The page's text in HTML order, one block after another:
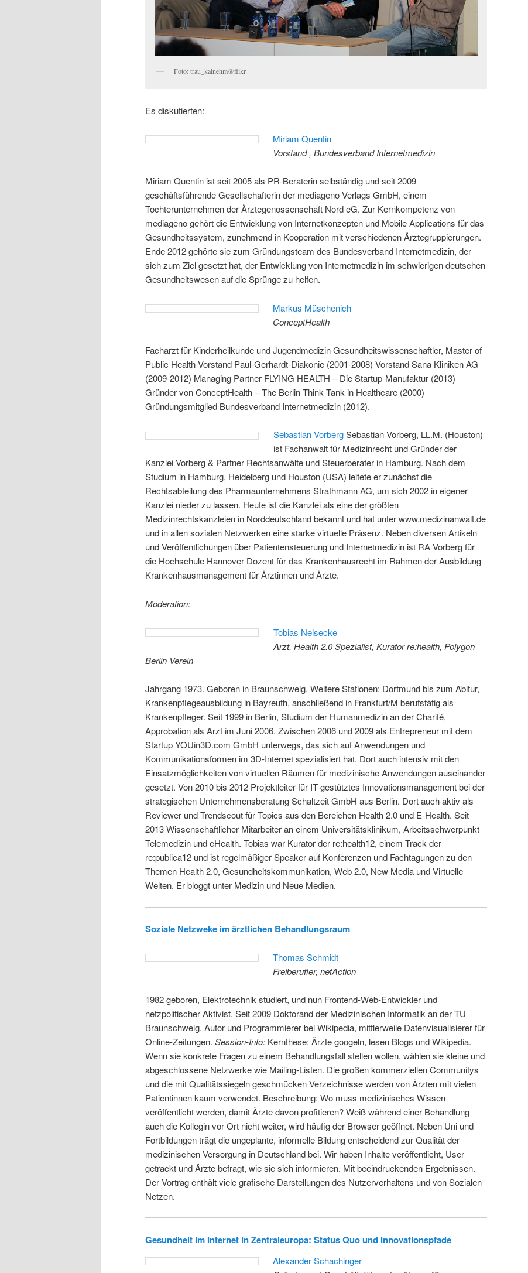
Foto: trau_kainehm@flikr
Es diskutierten:
Miriam Quentin
Vorstand , Bundesverband Internetmedizin
Miriam Quentin ist seit 2005 als PR-Beraterin selbständig und seit 2009
geschäftsführende Gesellschafterin der mediageno Verlags GmbH, einem
Tochterunternehmen der Ärztegenossenschaft Nord eG. Zur Kernkompetenz von
mediageno gehört die Entwicklung von Internetkonzepten und Mobile Applications für das
Gesundheitssystem, zunehmend in Kooperation mit verschiedenen Ärztegruppierungen.
Ende 2012 gehörte sie zum Gründungsteam des Bundesverband Internetmedizin, der
sich zum Ziel gesetzt hat, der Entwicklung von Internetmedizin im schwierigen deutschen
Gesundheitswesen auf die Sprünge zu helfen.
Markus Müschenich
ConceptHealth
Facharzt für Kinderheilkunde und Jugendmedizin Gesundheitswissenschaftler, Master of
Public Health Vorstand Paul-Gerhardt-Diakonie (2001-2008) Vorstand Sana Kliniken AG
(2009-2012) Managing Partner FLYING HEALTH – Die Startup-Manufaktur (2013)
Gründer von ConceptHealth – The Berlin Think Tank in Healthcare (2000)
Gründungsmitglied Bundesverband Internetmedizin (2012).
Sebastian VorbergSebastian Vorberg, LL.M. (Houston)
ist Fachanwalt für Medizinrecht und Gründer der
Kanzlei Vorberg & Partner Rechtsanwälte und Steuerberater in Hamburg. Nach dem
Studium in Hamburg, Heidelberg und Houston (USA) leitete er zunächst die
Rechtsabteilung des Pharmaunternehmens Strathmann AG, um sich 2002 in eigener
Kanzlei nieder zu lassen. Heute ist die Kanzlei als eine der größten
Medizinrechtskanzleien in Norddeutschland bekannt und hat unter www.medizinanwalt.de
und in allen sozialen Netzwerken eine starke virtuelle Präsenz. Neben diversen Artikeln
und Veröffentlichungen über Patientensteuerung und Internetmedizin ist RA Vorberg für
die Hochschule Hannover Dozent für das Krankenhausrecht im Rahmen der Ausbildung
Krankenhausmanagement für Ärztinnen und Ärzte.
Moderation:
Tobias Neisecke
Arzt, Health 2.0 Spezialist, Kurator re:health, Polygon
Berlin Verein
Jahrgang 1973. Geboren in Braunschweig. Weitere Stationen: Dortmund bis zum Abitur,
Krankenpflegeausbildung in Bayreuth, anschließend in Frankfurt/M berufstätig als
Krankenpfleger. Seit 1999 in Berlin, Studium der Humanmedizin an der Charité,
Approbation als Arzt im Juni 2006. Zwischen 2006 und 2009 als Entrepreneur mit dem
Startup YOUin3D.com GmbH unterwegs, das sich auf Anwendungen und
Kommunikationsformen im 3D-Internet spezialisiert hat. Dort auch intensiv mit den
Einsatzmöglichkeiten von virtuellen Räumen für medizinische Anwendungen auseinander
gesetzt. Von 2010 bis 2012 Projektleiter für IT-gestütztes Innovationsmanagement bei der
strategischen Unternehmensberatung Schaltzeit GmbH aus Berlin. Dort auch aktiv als
Reviewer und Trendscout für Topics aus den Bereichen Health 2.0 und E-Health. Seit
2013 Wissenschaftlicher Mitarbeiter an einem Universitätsklinikum, Arbeitsschwerpunkt
Telemedizin und eHealth. Tobias war Kurator der re:health12, einem Track der
re:publica12 und ist regelmäßiger Speaker auf Konferenzen und Fachtagungen zu den
Themen Health 2.0, Gesundheitskommunikation, Web 2.0, New Media und Virtuelle
Welten. Er bloggt unter Medizin und Neue Medien.
Soziale Netzweke im ärztlichen Behandlungsraum
Thomas Schmidt
Freiberufler, netAction
1982 geboren, Elektrotechnik studiert, und nun Frontend-Web-Entwickler und
netzpolitischer Aktivist. Seit 2009 Doktorand der Medizinischen Informatik an der TU
Braunschweig. Autor und Programmierer bei Wikipedia, mittlerweile Datenvisualisierer für
Online-Zeitungen. Session-Info: Kernthese: Ärzte googeln, lesen Blogs und Wikipedia.
Wenn sie konkrete Fragen zu einem Behandlungsfall stellen wollen, wählen sie kleine und
abgeschlossene Netzwerke wie Mailing-Listen. Die großen kommerziellen Communitys
und die mit Qualitätssiegeln geschmücken Verzeichnisse werden von Ärzten mit vielen
Patientinnen kaum verwendet. Beschreibung: Wo muss medizinisches Wissen
veröffentlicht werden, damit Ärzte davon profitieren? Weiß während einer Behandlung
auch die Kollegin vor Ort nicht weiter, wird häufig der Browser geöffnet. Neben Uni und
Fortbildungen trägt die ungeplante, informelle Bildung entscheidend zur Qualität der
medizinischen Versorgung in Deutschland bei. Wir haben Inhalte veröffentlicht, User
getrackt und Ärzte befragt, wie sie sich informieren. Mit beeindruckenden Ergebnissen.
Der Vortrag enthält viele grafische Darstellungen des Nutzerverhaltens und von Sozialen
Netzen.
Gesundheit im Internet in Zentraleuropa: Status Quo und Innovationspfade
Alexander Schachinger